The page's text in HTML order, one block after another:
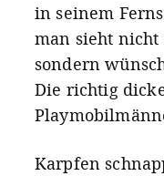
in seinem
man sieht nicht
sondern
Die richtig
Karpfen